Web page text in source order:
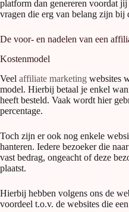
platform dan genereren voordat
vragen die erg van belang zijn bij
De voor- en nadelen van een
Kostenmodel
Veel affiliate marketing websites
model. Hierbij betaal je enkel
heeft besteld. Vaak wordt hier
percentage.
Toch zijn er ook nog enkele
hanteren. Iedere bezoeker die
vast bedrag, ongeacht of deze
plaatst.
Hierbij hebben volgens ons de
voordeel t.o.v. de websites die